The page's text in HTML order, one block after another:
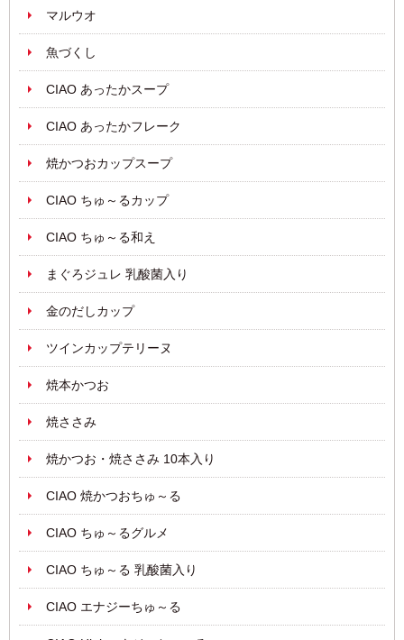
マルウオ
魚づくし
CIAO あったかスープ
CIAO あったかフレーク
焼かつおカップスープ
CIAO ちゅ～るカップ
CIAO ちゅ～る和え
まぐろジュレ 乳酸菌入り
金のだしカップ
ツインカップテリーヌ
焼本かつお
焼ささみ
焼かつお・焼ささみ 10本入り
CIAO 焼かつおちゅ～る
CIAO ちゅ～るグルメ
CIAO ちゅ～る 乳酸菌入り
CIAO エナジーちゅ～る